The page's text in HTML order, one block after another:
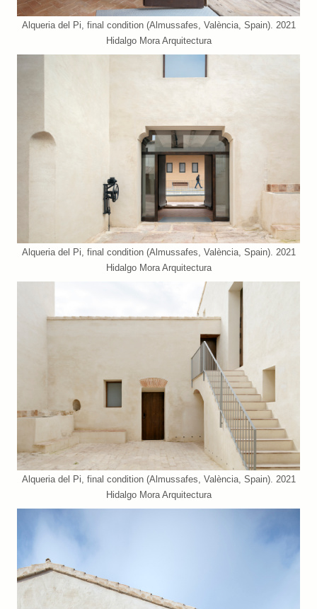
Alqueria del Pi, final condition (Almussafes, València, Spain). 2021
Hidalgo Mora Arquitectura
Alqueria del Pi, final condition (Almussafes, València, Spain). 2021
Hidalgo Mora Arquitectura
Alqueria del Pi, final condition (Almussafes, València, Spain). 2021
Hidalgo Mora Arquitectura